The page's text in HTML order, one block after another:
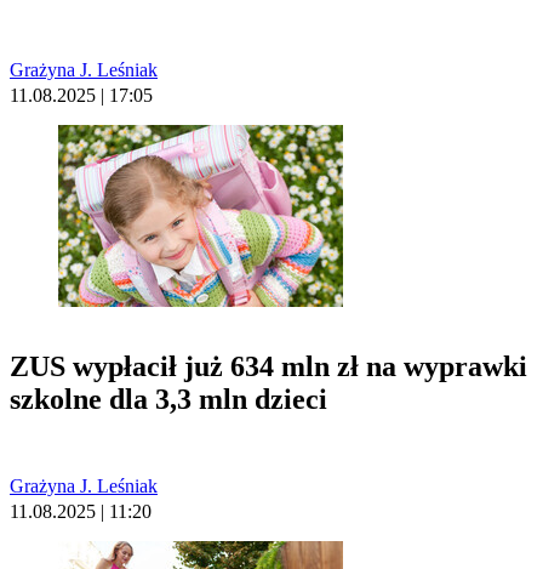
Grażyna J. Leśniak
11.08.2025 | 17:05
ZUS wypłacił już 634 mln zł na wyprawki
szkolne dla 3,3 mln dzieci
Grażyna J. Leśniak
11.08.2025 | 11:20